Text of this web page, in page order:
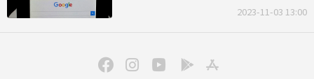
2023-11-03 13:00